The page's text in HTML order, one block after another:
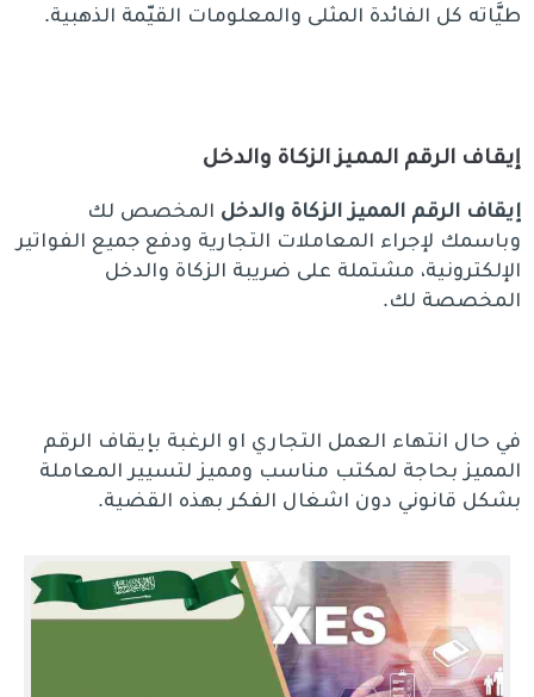
طيَّاته كل الفائدة المثلى والمعلومات القيّمة الذهبية.
إيقاف الرقم المميز الزكاة والدخل
إيقاف الرقم المميز الزكاة والدخل المخصص لك
وباسمك لإجراء المعاملات التجارية ودفع جميع الفواتير
الإلكترونية، مشتملة على ضريبة الزكاة والدخل
المخصصة لك.
في حال انتهاء العمل التجاري او الرغبة بإيقاف الرقم
المميز بحاجة لمكتب مناسب ومميز لتسيير المعاملة
بشكل قانوني دون اشغال الفكر بهذه القضية.